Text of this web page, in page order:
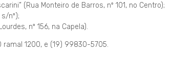
(Rua Monteiro de Barros, nº 101, no Centro);
nº);
nº 156, na Capela).
1200, e (19) 99830-5705.